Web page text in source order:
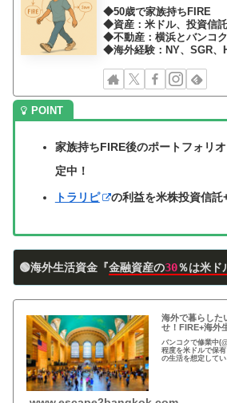
◆50歳で家族持ちFIRE
◆資産：米ドル、投資信
◆不動産：横浜とバンコ
◆海外経験：NY、SGR、
家族持ちFIRE後のポートフォリ
定中！
トラリピ の利益を米株投資信託
🟢海外生活資金『金融資産の30％は米ド
海外で暮らした
せ！FIRE+海外
バンコクで修業中
程度を米ドルで保
の生活を想定して